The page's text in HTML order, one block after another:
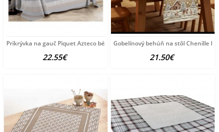
Prikrývka na gauč Piquet Azteco béžová Béžová 260x280
22.55€
Gobelínový behúň na stôl Chenille
21.50€